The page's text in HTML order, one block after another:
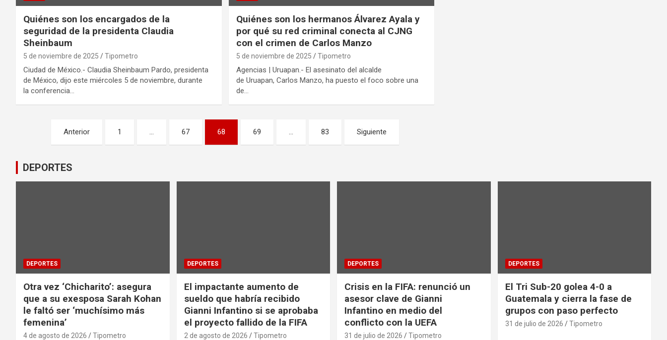
Quiénes son los encargados de la
seguridad de la presidenta Claudia
Sheinbaum
5 de noviembre de 2025 Tipometro
Ciudad de México.- Claudia Sheinbaum Pardo, presidenta
de México, dijo este miércoles 5 de noviembre, durante
la conferencia…
Quiénes son los hermanos Álvarez Ayala y
por qué su red criminal conecta al CJNG
con el crimen de Carlos Manzo
5 de noviembre de 2025 Tipometro
Agencias | Uruapan.- El asesinato del alcalde
de Uruapan, Carlos Manzo, ha puesto el foco sobre una
de…
Paginación
entradas
Anterior 1 … 67 68 69 … 83 Siguiente
DEPORTES
DEPORTES
Otra vez ‘Chicharito’: asegura
que a su exesposa Sarah Kohan
le faltó ser ‘muchísimo más
femenina’
4 de agosto de 2026 Tipometro
DEPORTES
El impactante aumento de
sueldo que habría recibido
Gianni Infantino si se aprobaba
el proyecto fallido de la FIFA
2 de agosto de 2026 Tipometro
DEPORTES
Crisis en la FIFA: renunció un
asesor clave de Gianni
Infantino en medio del
conflicto con la UEFA
31 de julio de 2026 Tipometro
DEPORTES
El Tri Sub-20 golea 4-0 a
Guatemala y cierra la fase de
grupos con paso perfecto
31 de julio de 2026 Tipometro